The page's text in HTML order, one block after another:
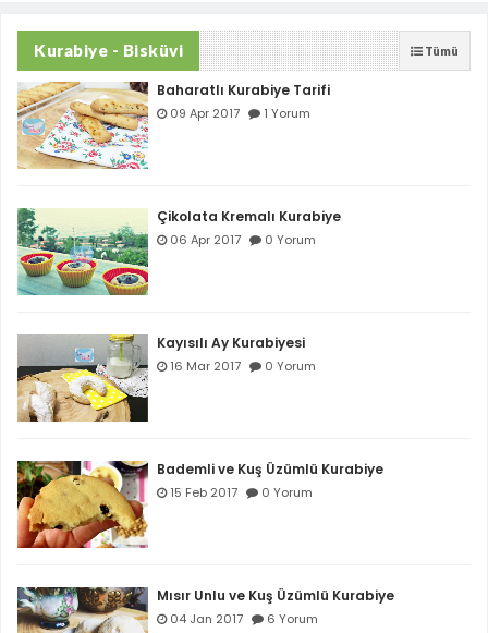
Kurabiye - Bisküvi Tümü
Baharatlı Kurabiye Tarifi
09 Apr 2017 1 Yorum
Çikolata Kremalı Kurabiye
06 Apr 2017 0 Yorum
Kayısılı Ay Kurabiyesi
16 Mar 2017 0 Yorum
Bademli ve Kuş Üzümlü Kurabiye
15 Feb 2017 0 Yorum
Mısır Unlu ve Kuş Üzümlü Kurabiye
04 Jan 2017 6 Yorum